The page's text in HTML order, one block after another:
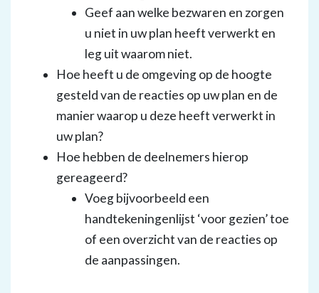
Geef aan welke bezwaren en zorgen
u niet in uw plan heeft verwerkt en
leg uit waarom niet.
Hoe heeft u de omgeving op de hoogte
gesteld van de reacties op uw plan en de
manier waarop u deze heeft verwerkt in
uw plan?
Hoe hebben de deelnemers hierop
gereageerd?
Voeg bijvoorbeeld een
handtekeningenlijst ‘voor gezien’ toe
of een overzicht van de reacties op
de aanpassingen.